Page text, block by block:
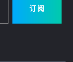
订阅